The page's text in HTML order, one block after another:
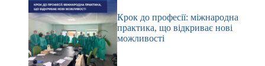
Крок до професії: міжнародна
практика, що відкриває нові
можливості